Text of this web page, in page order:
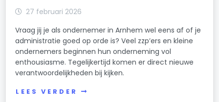
27 februari 2026
Vraag jij je als ondernemer in Arnhem wel eens af of je
administratie goed op orde is? Veel zzp’ers en kleine
ondernemers beginnen hun onderneming vol
enthousiasme. Tegelijkertijd komen er direct nieuwe
verantwoordelijkheden bij kijken.
LEES VERDER